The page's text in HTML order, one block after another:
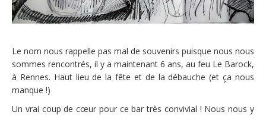
Le nom nous rappelle pas mal de souvenirs puisque nous nous
sommes rencontrés, il y a maintenant 6 ans, au feu Le Barock,
à Rennes. Haut lieu de la fête et de la débauche (et ça nous
manque !)
Un vrai coup de cœur pour ce bar très convivial ! Nous nous y